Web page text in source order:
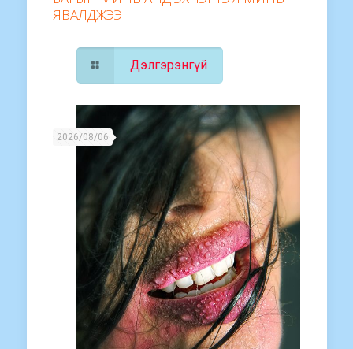
ЯВАЛДЖЭЭ
Дэлгэрэнгүй
2026/08/06